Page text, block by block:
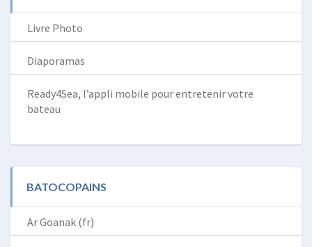
Livre Photo
Diaporamas
Ready4Sea, l’appli mobile pour entretenir votre
bateau
BATOCOPAINS
Ar Goanak (fr)